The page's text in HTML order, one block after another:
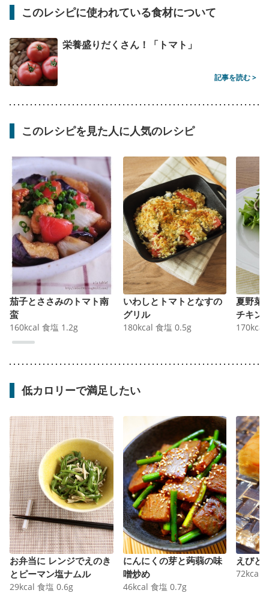
このレシピに使われている食材について
栄養盛りだくさん！「トマト」
記事を読む >
このレシピを見た人に人気のレシピ
茄子とささみのトマト南
蛮
160kcal 食塩 1.2g
いわしとトマトとなすの
グリル
180kcal 食塩 0.5g
夏野菜
チキン
170kcal
低カロリーで満足したい
お弁当に レンジでえのき
とピーマン塩ナムル
29kcal 食塩 0.6g
にんにくの芽と蒟蒻の味
噌炒め
46kcal 食塩 0.7g
えびと
72kcal